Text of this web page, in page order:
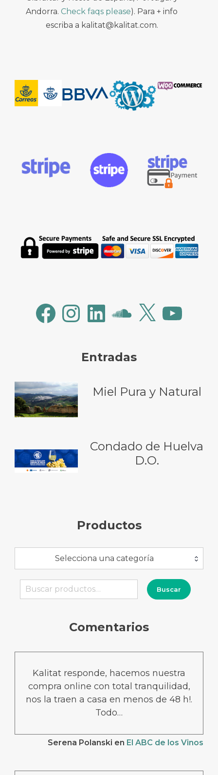
Andorra. Check faqs please). Para + info
escriba a kalitat@kalitat.com.
FacebookInstagramLinkedInSoundCloud
X YouTube
Entradas
Miel Pura y Natural
Condado de Huelva
D.O.
Productos
Selecciona una categoría
Buscar
Buscar
Comentarios
Kalitat responde, hacemos nuestra
compra online con total tranquilidad,
nos la traen a casa en menos de 48 h!.
Todo…
Serena Polanski en El ABC de los Vinos